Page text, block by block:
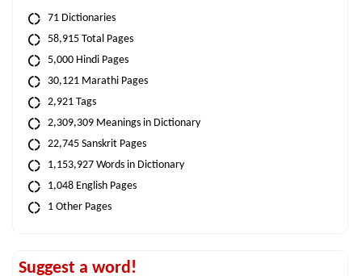
71 Dictionaries
58,915 Total Pages
5,000 Hindi Pages
30,121 Marathi Pages
2,921 Tags
2,309,309 Meanings in Dictionary
22,745 Sanskrit Pages
1,153,927 Words in Dictionary
1,048 English Pages
1 Other Pages
Suggest a word!